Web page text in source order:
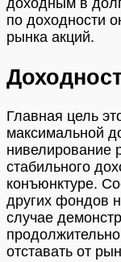
доходным в
по доходности
рынка акций.
Главная цель
максимальной
нивелирование
стабильного
конъюнктуре.
других фондов
случае
отставать от